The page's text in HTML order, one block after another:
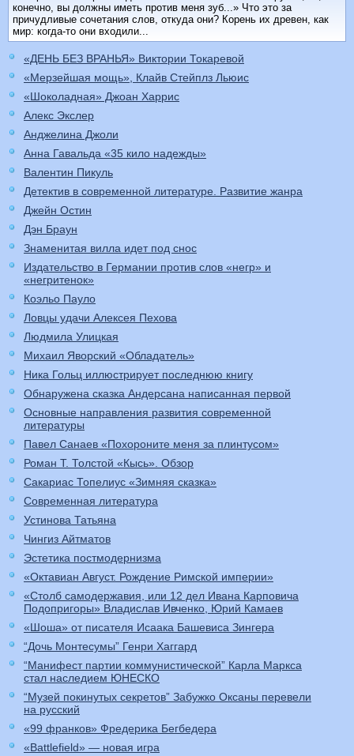
конечно, вы должны иметь против меня зуб...» Что это за
причудливые сочетания слов, откуда они? Корень их древен, как
мир: когда-то они входили...
«ДЕНЬ БЕЗ ВРАНЬЯ» Виктории Токаревой
«Мерзейшая мощь», Клайв Стейплз Льюис
«Шоколадная» Джоан Харрис
Алекс Экслер
Анджелина Джоли
Анна Гавальда «35 кило надежды»
Валентин Пикуль
Детектив в современной литературе. Развитие жанра
Джейн Остин
Дэн Браун
Знаменитая вилла идет под снос
Издательство в Германии против слов «негр» и
«негритенок»
Коэльо Пауло
Ловцы удачи Алексея Пехова
Людмила Улицкая
Михаил Яворский «Обладатель»
Ника Гольц иллюстрирует последнюю книгу
Обнаружена сказка Андерсана написанная первой
Основные направления развития современной
литературы
Павел Санаев «Похороните меня за плинтусом»
Роман Т. Толстой «Кысь». Обзор
Сакариас Топелиус «Зимняя сказка»
Современная литература
Устинова Татьяна
Чингиз Айтматов
Эстетика постмодернизма
«Октавиан Август. Рождение Римской империи»
«Столб самодержавия, или 12 дел Ивана Карповича
Подопригоры» Владислав Ивченко, Юрий Камаев
«Шоша» от писателя Исаака Башевиса Зингера
“Дочь Монтесумы” Генри Хаггард
“Манифест партии коммунистической” Карла Маркса
стал наследием ЮНЕСКО
“Музей покинутых секретов” Забужко Оксаны перевели
на русский
«99 франков» Фредерика Бегбедера
«Battlefield» — новая игра